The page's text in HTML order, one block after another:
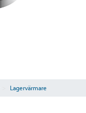
Lagervärmare